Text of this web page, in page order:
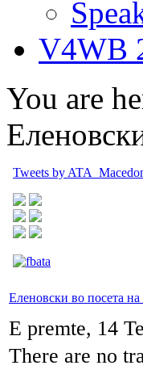
V4WB
You are
Tweets by
Еленовски во посета
E premte, 14
There are no